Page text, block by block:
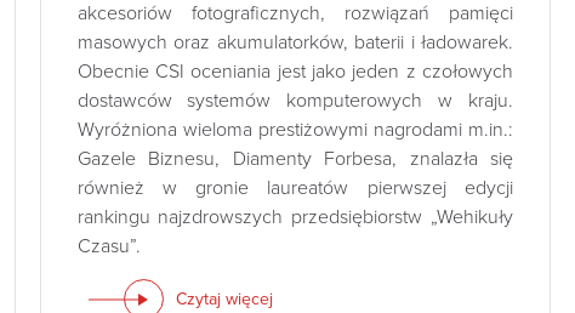
akcesoriów fotograficznych, rozwiązań pamięci
masowych oraz akumulatorków, baterii i ładowarek.
Obecnie CSI oceniania jest jako jeden z czołowych
dostawców systemów komputerowych w kraju.
Wyróżniona wieloma prestiżowymi nagrodami m.in.:
Gazele Biznesu, Diamenty Forbesa, znalazła się
również w gronie laureatów pierwszej edycji
rankingu najzdrowszych przedsiębiorstw „Wehikuły
Czasu”.
Czytaj więcej